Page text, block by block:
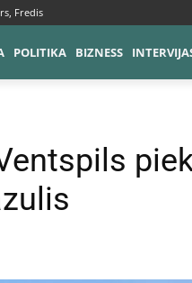
Fredis
POLITIKA BIZNESS